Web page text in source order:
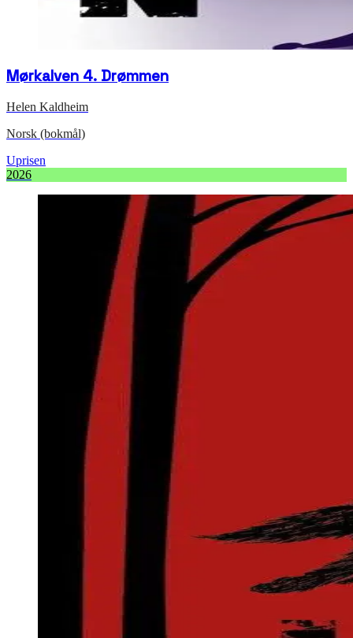
Mørkalven 4. Drømmen
Helen Kaldheim
Norsk (bokmål)
Uprisen
2026